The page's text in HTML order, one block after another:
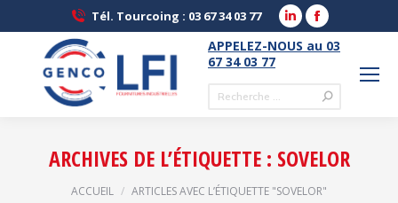
Tél. Tourcoing : 03 67 34 03 77
LinkedIn
page
Facebook
page
APPELEZ-NOUS au 03
67 34 03 77
Recherche
ARCHIVES DE L’ÉTIQUETTE : SOVELOR
Vous êtes ici :
ACCUEIL ARTICLES AVEC L’ÉTIQUETTE "SOVELOR"